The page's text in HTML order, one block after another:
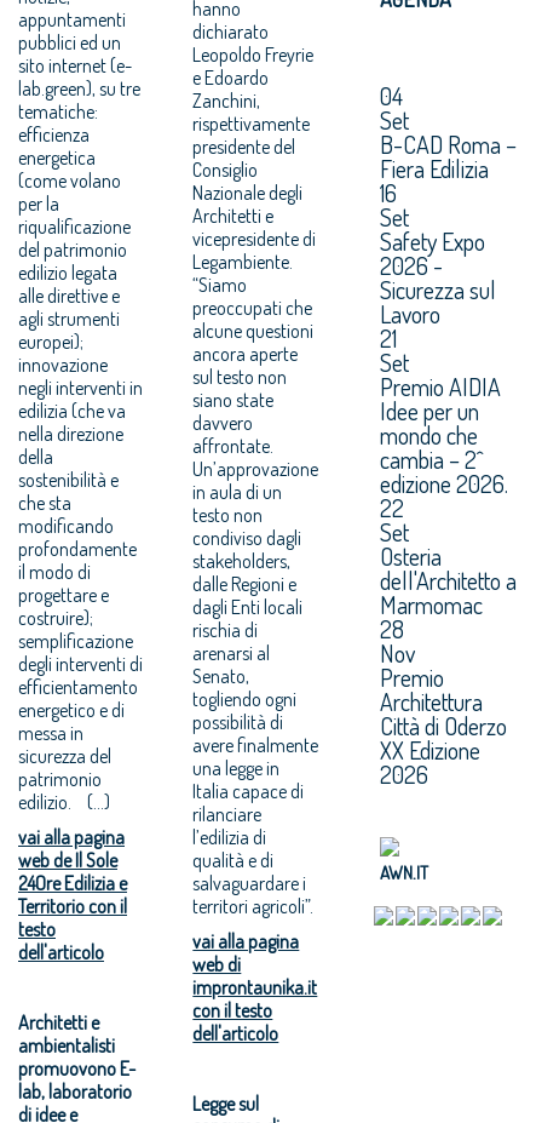
appuntamenti
pubblici ed un
sito internet (e-
lab.green), su tre
tematiche:
efficienza
energetica
(come volano
per la
riqualificazione
del patrimonio
edilizio legata
alle direttive e
agli strumenti
europei);
innovazione
negli interventi in
edilizia (che va
nella direzione
della
sostenibilità e
che sta
modificando
profondamente
il modo di
progettare e
costruire);
semplificazione
degli interventi di
efficientamento
energetico e di
messa in
sicurezza del
patrimonio
edilizio. (...)
vai alla pagina
web de Il Sole
24Ore Edilizia e
Territorio con il
testo
dell'articolo
Architetti e
ambientalisti
promuovono E-
lab, laboratorio
di idee e
hanno
dichiarato
Leopoldo Freyrie
e Edoardo
Zanchini,
rispettivamente
presidente del
Consiglio
Nazionale degli
Architetti e
vicepresidente di
Legambiente.
“Siamo
preoccupati che
alcune questioni
ancora aperte
sul testo non
siano state
davvero
affrontate.
Un’approvazione
in aula di un
testo non
condiviso dagli
stakeholders,
dalle Regioni e
dagli Enti locali
rischia di
arenarsi al
Senato,
togliendo ogni
possibilità di
avere finalmente
una legge in
Italia capace di
rilanciare
l’edilizia di
qualità e di
salvaguardare i
territori agricoli”.
vai alla pagina
web di
improntaunika.it
con il testo
dell'articolo
Legge sul
04
Set
B-CAD Roma –
Fiera Edilizia
16
Set
Safety Expo
2026 -
Sicurezza sul
Lavoro
21
Set
Premio AIDIA
Idee per un
mondo che
cambia – 2^
edizione 2026.
22
Set
Osteria
dell'Architetto a
Marmomac
28
Nov
Premio
Architettura
Città di Oderzo
XX Edizione
2026
AWN.IT